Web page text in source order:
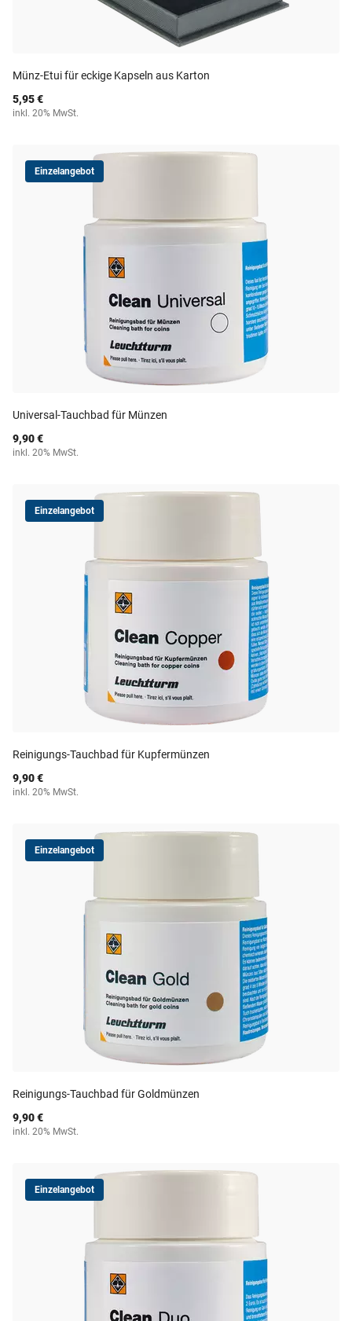
Münz-Etui für eckige Kapseln aus Karton
5,95 €
inkl. 20% MwSt.
Einzelangebot
Universal-Tauchbad für Münzen
9,90 €
inkl. 20% MwSt.
Einzelangebot
Reinigungs-Tauchbad für Kupfermünzen
9,90 €
inkl. 20% MwSt.
Einzelangebot
Reinigungs-Tauchbad für Goldmünzen
9,90 €
inkl. 20% MwSt.
Einzelangebot